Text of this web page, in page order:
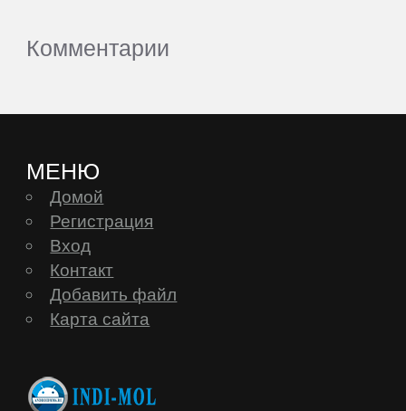
Комментарии
МЕНЮ
Домой
Регистрация
Вход
Контакт
Добавить файл
Карта сайта